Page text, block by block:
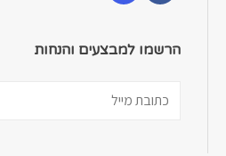
הרשמו למבצעים והנחות